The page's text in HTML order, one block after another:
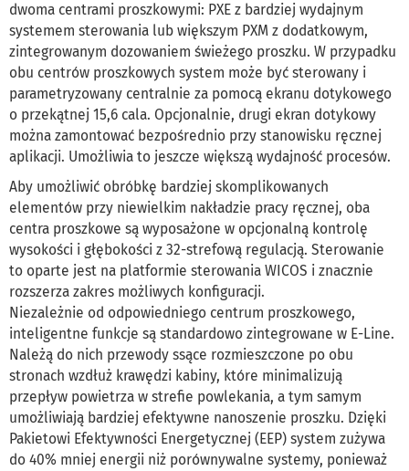
dwoma centrami proszkowymi: PXE z bardziej wydajnym
systemem sterowania lub większym PXM z dodatkowym,
zintegrowanym dozowaniem świeżego proszku. W przypadku
obu centrów proszkowych system może być sterowany i
parametryzowany centralnie za pomocą ekranu dotykowego
o przekątnej 15,6 cala. Opcjonalnie, drugi ekran dotykowy
można zamontować bezpośrednio przy stanowisku ręcznej
aplikacji. Umożliwia to jeszcze większą wydajność procesów.
Aby umożliwić obróbkę bardziej skomplikowanych
elementów przy niewielkim nakładzie pracy ręcznej, oba
centra proszkowe są wyposażone w opcjonalną kontrolę
wysokości i głębokości z 32-strefową regulacją. Sterowanie
to oparte jest na platformie sterowania WICOS i znacznie
rozszerza zakres możliwych konfiguracji.
Niezależnie od odpowiedniego centrum proszkowego,
inteligentne funkcje są standardowo zintegrowane w E-Line.
Należą do nich przewody ssące rozmieszczone po obu
stronach wzdłuż krawędzi kabiny, które minimalizują
przepływ powietrza w strefie powlekania, a tym samym
umożliwiają bardziej efektywne nanoszenie proszku. Dzięki
Pakietowi Efektywności Energetycznej (EEP) system zużywa
do 40% mniej energii niż porównywalne systemy, ponieważ